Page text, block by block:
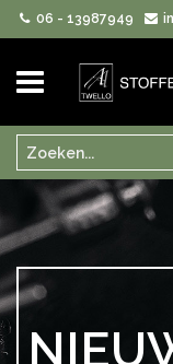
06 - 13987949
Zoeken